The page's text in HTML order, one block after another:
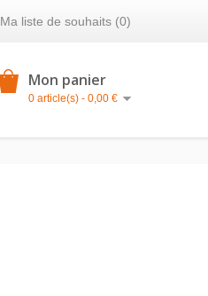
Ma liste de souhaits (0)
Mon panier
0 article(s) - 0,00 €